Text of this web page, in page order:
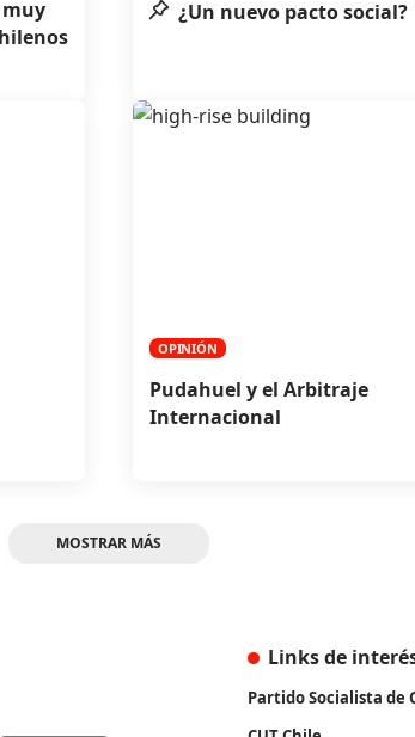
¿Un nuevo pacto social?
OPINIÓN
Pudahuel y el Arbitraje
Internacional
MOSTRAR MÁS
Links de
Partido Socialista de